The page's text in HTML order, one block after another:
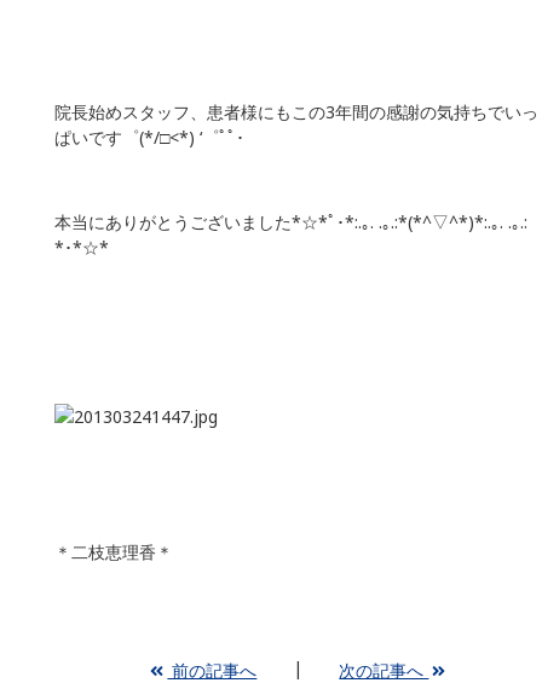
院長始めスタッフ、患者様にもこの3年間の感謝の気持ちでいっ
ぱいです゜(*/□<*) ‘゜ﾟﾟ･
本当にありがとうございました*☆*ﾟ･*:.｡. .｡.:*(*^▽^*)*:.｡. .｡.:
*･*☆*
＊二枝恵理香＊
前の記事へ 次の記事へ